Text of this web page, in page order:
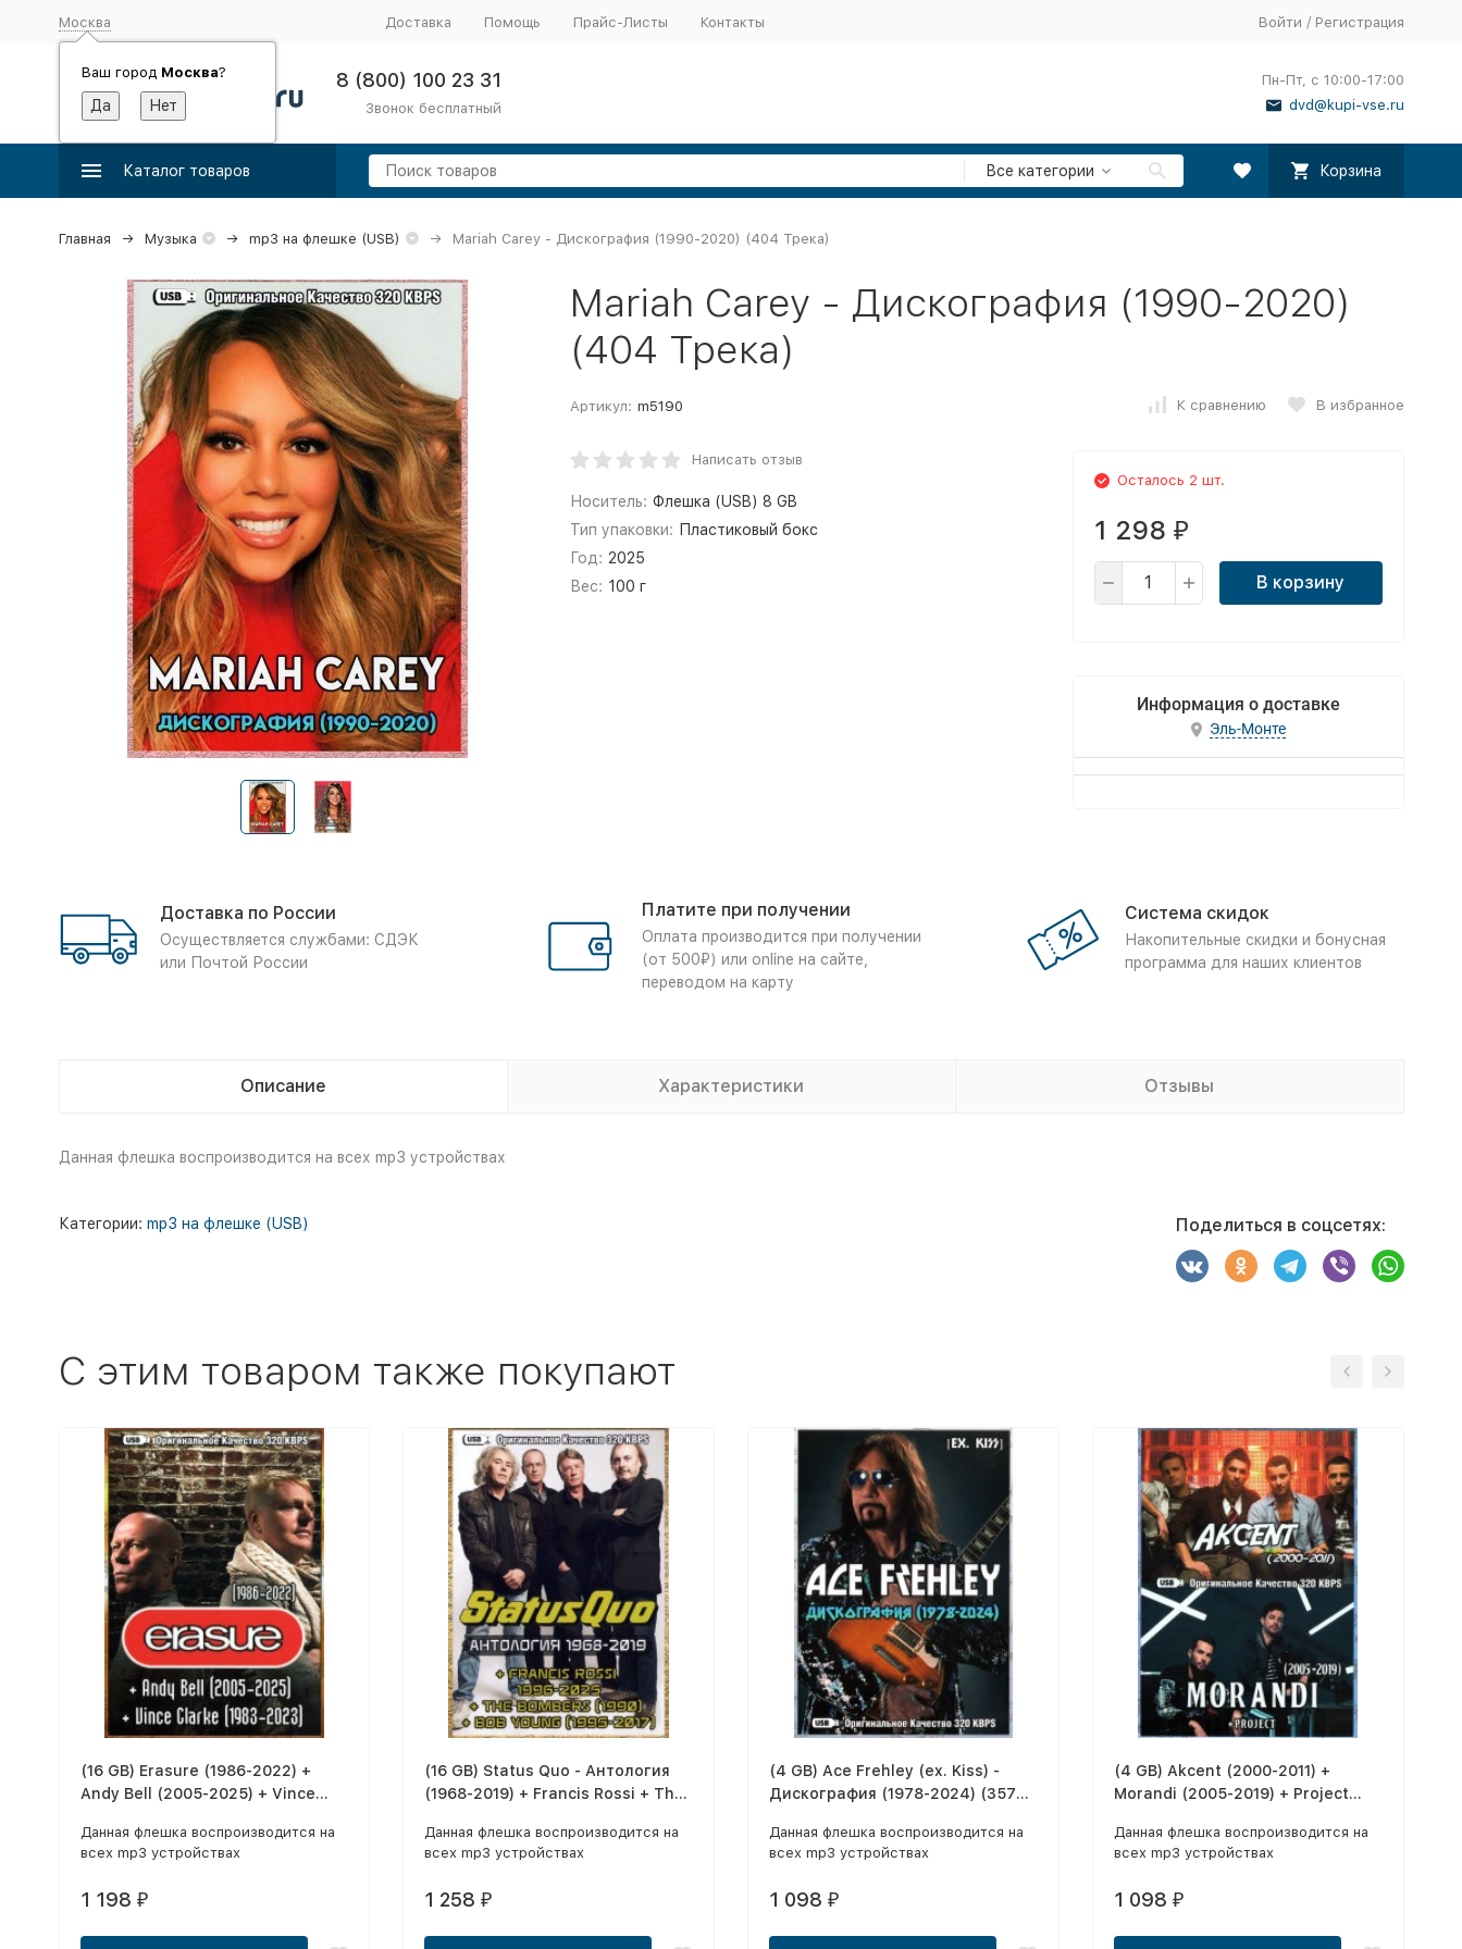
Москва
Ваш город Москва?
Доставка Помощь Прайс-Листы Контакты Войти / Регистрация
8 (800) 100 23 31
Звонок бесплатный
Пн-Пт, с 10:00-17:00
dvd@kupi-vse.ru
Каталог товаров Все категории Корзина
Главная Музыка mp3 на флешке (USB) Mariah Carey - Дискография (1990-2020) (404 Трека)
Mariah Carey - Дискография (1990-2020)
(404 Трека)
Артикул: m5190 К сравнению В избранное
Написать отзыв
Носитель: Флешка (USB) 8 GB
Тип упаковки: Пластиковый бокс
Год: 2025
Вес: 100 г
Осталось 2 шт.
1 298 ₽
В корзину
Информация о доставке
Эль-Монте
Доставка по России
Осуществляется службами: СДЭК
или Почтой России
Платите при получении
Оплата производится при получении
(от 500₽) или online на сайте,
переводом на карту
Система скидок
Накопительные скидки и бонусная
программа для наших клиентов
Описание Характеристики Отзывы
Данная флешка воспроизводится на всех mp3 устройствах
Категории: mp3 на флешке (USB) Поделиться в соцсетях:
C этим товаром также покупают
(16 GB) Erasure (1986-2022) +
Andy Bell (2005-2025) + Vince
Данная флешка воспроизводится на
всех mp3 устройствах
1 198 ₽
(16 GB) Status Quo - Антология
(1968-2019) + Francis Rossi + The
Данная флешка воспроизводится на
всех mp3 устройствах
1 258₽
(4 GB) Ace Frehley (ex. Kiss) -
Дискография (1978-2024) (357
Данная флешка воспроизводится на
всех mp3 устройствах
1 098 ₽
(4 GB) Akcent (2000-2011) +
Morandi (2005-2019) + Project
Данная флешка воспроизводится на
всех mp3 устройствах
1 098 ₽